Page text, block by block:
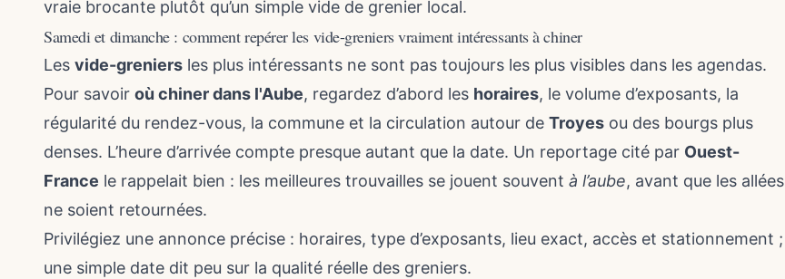
vraie brocante plutôt qu’un simple vide de grenier local.
Samedi et dimanche : comment repérer les vide-greniers vraiment intéressants à chiner
Les vide-greniers les plus intéressants ne sont pas toujours les plus visibles dans les agendas.
Pour savoir où chiner dans l'Aube, regardez d’abord les horaires, le volume d’exposants, la
régularité du rendez-vous, la commune et la circulation autour de Troyes ou des bourgs plus
denses. L’heure d’arrivée compte presque autant que la date. Un reportage cité par Ouest-
France le rappelait bien : les meilleures trouvailles se jouent souvent à l’aube, avant que les allées
ne soient retournées.
Privilégiez une annonce précise : horaires, type d’exposants, lieu exact, accès et stationnement ;
une simple date dit peu sur la qualité réelle des greniers.